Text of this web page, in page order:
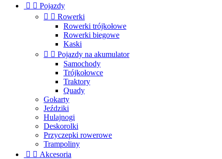
  Pojazdy
  Rowerki
Rowerki trójkołowe
Rowerki biegowe
Kaski
  Pojazdy na akumulator
Samochody
Trójkołowce
Traktory
Quady
Gokarty
Jeździki
Hulajnogi
Deskorolki
Przyczepki rowerowe
Trampoliny
  Akcesoria